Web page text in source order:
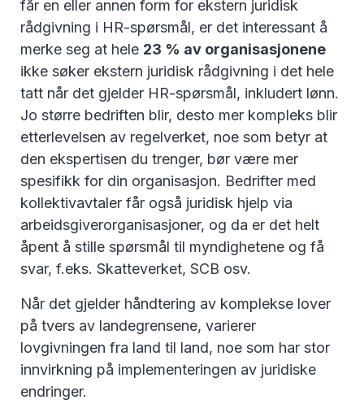
får en eller annen form for ekstern juridisk
rådgivning i HR-spørsmål, er det interessant å
merke seg at hele 23 % av organisasjonene
ikke søker ekstern juridisk rådgivning i det hele
tatt når det gjelder HR-spørsmål, inkludert lønn.
Jo større bedriften blir, desto mer kompleks blir
etterlevelsen av regelverket, noe som betyr at
den ekspertisen du trenger, bør være mer
spesifikk for din organisasjon. Bedrifter med
kollektivavtaler får også juridisk hjelp via
arbeidsgiverorganisasjoner, og da er det helt
åpent å stille spørsmål til myndighetene og få
svar, f.eks. Skatteverket, SCB osv.
Når det gjelder håndtering av komplekse lover
på tvers av landegrensene, varierer
lovgivningen fra land til land, noe som har stor
innvirkning på implementeringen av juridiske
endringer.